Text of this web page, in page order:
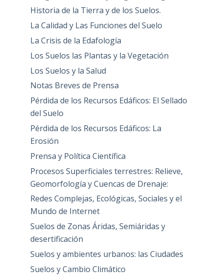
Historia de la Tierra y de los Suelos.
La Calidad y Las Funciones del Suelo
La Crisis de la Edafología
Los Suelos las Plantas y la Vegetación
Los Suelos y la Salud
Notas Breves de Prensa
Pérdida de los Recursos Edáficos: El Sellado
del Suelo
Pérdida de los Recursos Edáficos: La
Erosión
Prensa y Política Científica
Procesos Superficiales terrestres: Relieve,
Geomorfología y Cuencas de Drenaje:
Redes Complejas, Ecológicas, Sociales y el
Mundo de Internet
Suelos de Zonas Áridas, Semiáridas y
desertificación
Suelos y ambientes urbanos: las Ciudades
Suelos y Cambio Climático